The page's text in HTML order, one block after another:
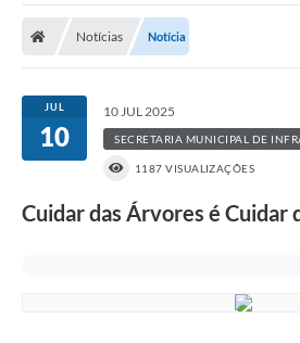
Notícias Notícia
JUL
10
10 JUL 2025
SECRETARIA MUNICIPAL DE
AGRICULTURA E MEIO AMBIENTE
1187 VISUALIZAÇÕES
Cuidar das Árvores é Cuidar